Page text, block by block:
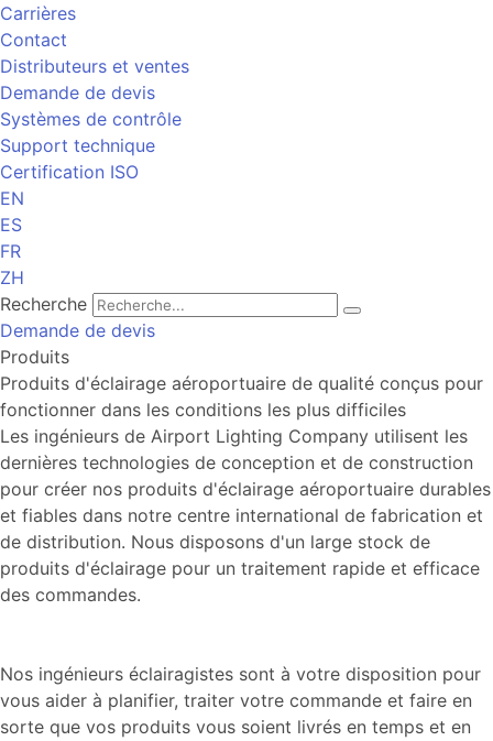
Carrières
Contact
Distributeurs et ventes
Demande de devis
Systèmes de contrôle
Support technique
Certification ISO
EN
ES
FR
ZH
Recherche
Demande de devis
Produits
Produits d'éclairage aéroportuaire de qualité conçus pour
fonctionner dans les conditions les plus difficiles
Les ingénieurs de Airport Lighting Company utilisent les
dernières technologies de conception et de construction
pour créer nos produits d'éclairage aéroportuaire durables
et fiables dans notre centre international de fabrication et
de distribution. Nous disposons d'un large stock de
produits d'éclairage pour un traitement rapide et efficace
des commandes.
Nos ingénieurs éclairagistes sont à votre disposition pour
vous aider à planifier, traiter votre commande et faire en
sorte que vos produits vous soient livrés en temps et en